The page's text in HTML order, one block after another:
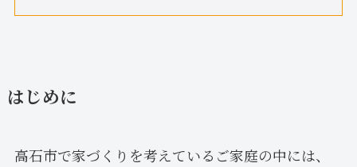
はじめに
高石市で家づくりを考えているご家庭の中には、